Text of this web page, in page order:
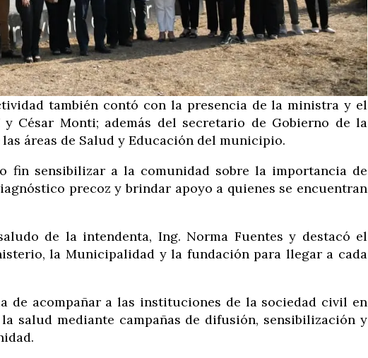
también contó con la presencia de la ministra y el
César Monti; además del secretario de Gobierno de la
áreas de Salud y Educación del municipio.
fin sensibilizar a la comunidad sobre la importancia de
precoz y brindar apoyo a quienes se encuentran
de la intendenta, Ing. Norma Fuentes y destacó el
la Municipalidad y la fundación para llegar a cada
de acompañar a las instituciones de la sociedad civil en
salud mediante campañas de difusión, sensibilización y